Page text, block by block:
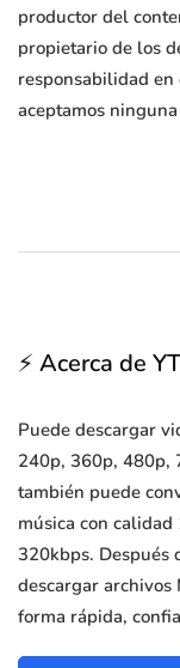
productor del
propietario de los
responsabilidad en
aceptamos
⚡ Acerca de
Puede descargar
240p, 360p, 480p,
también puede
música con
320kbps. Después
descargar archivos
forma rápida,